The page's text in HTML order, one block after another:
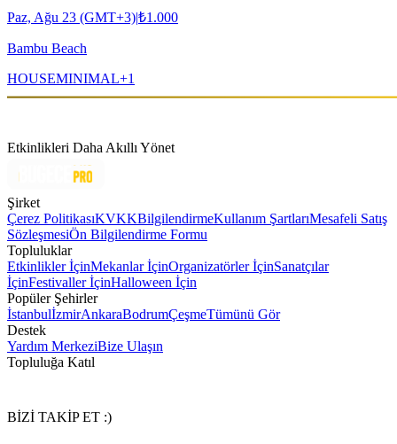
Paz, Ağu 23 (GMT+3)|₺1.000
Bambu Beach
HOUSEMINIMAL+1
Etkinlikleri Daha Akıllı Yönet
Şirket
Çerez PolitikasıKVKKBilgilendirmeKullanım ŞartlarıMesafeli Satış
SözleşmesiÖn Bilgilendirme Formu
Topluluklar
Etkinlikler İçinMekanlar İçinOrganizatörler İçinSanatçılar
İçinFestivaller İçinHalloween İçin
Popüler Şehirler
İstanbulİzmirAnkaraBodrumÇeşmeTümünü Gör
Destek
Yardım MerkeziBize Ulaşın
Topluluğa Katıl
BİZİ TAKİP ET :)